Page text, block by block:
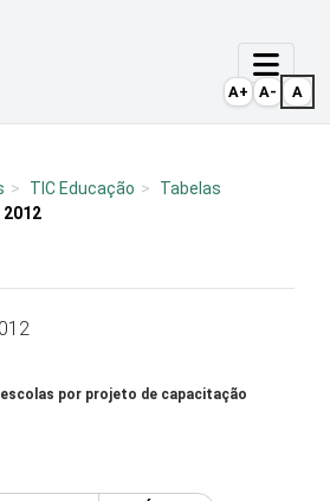
TIC Educação
Tabelas
por projeto de capacitação
A+ A- A